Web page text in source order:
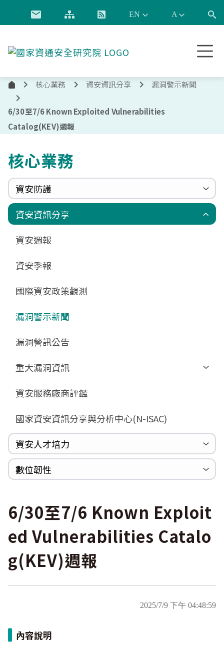
跳到主要內容
通
全
究
首
核心業務 資安資訊分享 漏洞警示新聞
6/30至7/6 Known Exploited Vulnerabilities
Catalog(KEV)週報
核心業務
資安防護
政府組態基準(GCB)
更新消息
GCB說明文件
GCB部署資源
GCB終止支援
資通安全弱點通報機制(VANS)
申請作業表單
數位影片教材
FAQ
端點偵測及應變機制(EDR)
相關文件與表單
零信任架構(ZTA)
相關文件與表單
驗證進度
國家資安聯防監控中心(N-SOC)
國家資安通報應變中心(N-CERT)
資安資訊分享
資安週報
資安季報
國際資安政策觀測
漏洞警示新聞
漏洞警訊公告
重大漏洞資訊
Zerologon
MSHTML
Log4shell
WannaCrypt
Heartbleed
資安服務廠商評鑑
國家資安資訊分享與分析中心(N-ISAC)
資安人才培力
巡迴研討會
CCOE資安實戰人才培育計畫成果簡介
資安人才培訓服務網
資安系列競賽網站
數位韌性
6/30至7/6 Known Exploit
ed Vulnerabilities Catalo
g(KEV)週報
2025/7/9 下午 04:48:59
內容說明